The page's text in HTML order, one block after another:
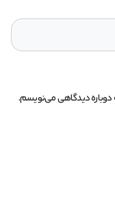
دوباره دیدگاهی می‌نویسم.